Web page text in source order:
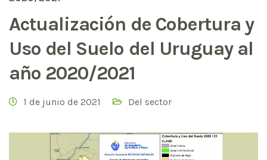
Actualización de Cobertura y
Uso del Suelo del Uruguay al
año 2020/2021
1 de junio de 2021 Del sector